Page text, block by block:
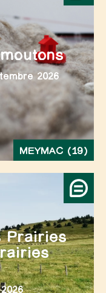
2026
MEYMAC (19)
Prairies